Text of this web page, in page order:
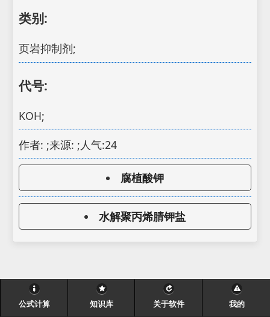
类别:
页岩抑制剂;
代号:
KOH;
作者: ;来源: ;人气:24
腐植酸钾
水解聚丙烯腈钾盐
公式计算 知识库 关于软件 我的